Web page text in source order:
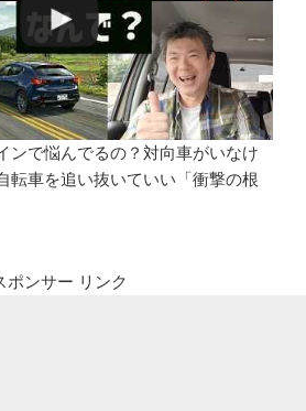
ンで悩んでるの？対向車がいなけ
転車を追い抜いていい「衝撃の根
ポンサー リンク